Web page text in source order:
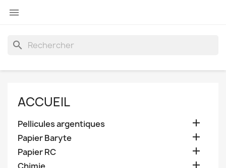

search
ACCUEIL
Pellicules argentiques 
Papier Baryte 
Papier RC 
